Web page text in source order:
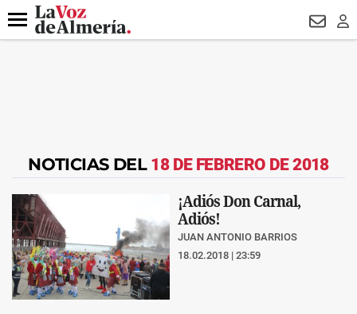
DESTACADO
Menú
NOTICIAS DEL 18 DE FEBRERO DE 2018
¡Adiós Don Carnal,
Adiós!
JUAN ANTONIO BARRIOS
18.02.2018 | 23:59